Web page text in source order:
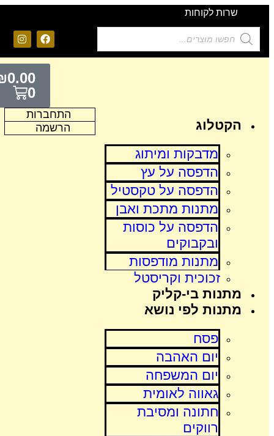
שרות לקוחות
הקטלוג
מדבקות ומיתוג
הדפסה על עץ
הדפסה על טקסטיל
מתנות מתכת ואבן
הדפסה על כוסות
ובקבוקים
מתנות מודפסות
זכוכית וקריסטל
מתנות בי-קליק
מתנות לפי נושא
פסח
יום האהבה
יום המשפחה
גאווה לאומית
חתונה ומסיבת
רווקים
התחברות
הרשמה
0.00
0